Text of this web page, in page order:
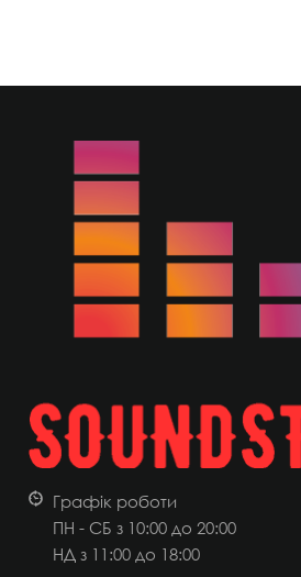
Графік роботи
ПН - СБ з 10:00 до 20:00
НД з 11:00 до 18:00